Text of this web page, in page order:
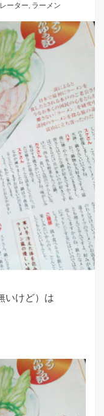
ーター, ラーメン
いけど）は